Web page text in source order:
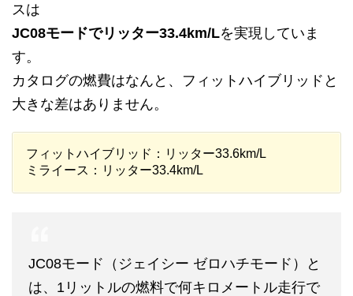
スは
JC08モードでリッター33.4km/Lを実現していま
す。
カタログの燃費はなんと、フィットハイブリッドと
大きな差はありません。
フィットハイブリッド：リッター33.6km/L
ミライース：リッター33.4km/L
JC08モード（ジェイシー ゼロハチモード）と
は、1リットルの燃料で何キロメートル走行で